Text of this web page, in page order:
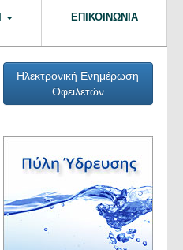
ΕΠΙΚΟΙΝΩΝΊΑ
Ηλεκτρονική Ενημέρωση
Οφειλετών